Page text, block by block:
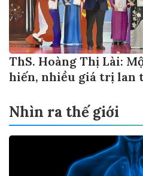
ThS. Hoàng Thị Lài:
hiến, nhiều giá trị lan
Nhìn ra thế giới